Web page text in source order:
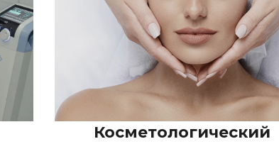
Косметологический